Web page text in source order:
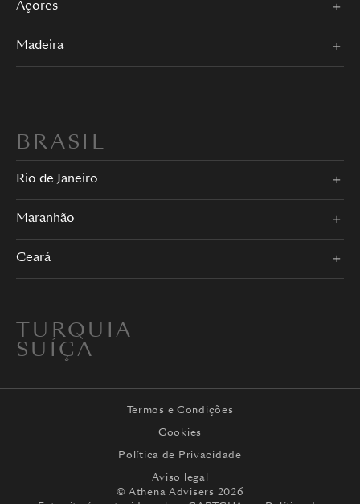
Açores
Madeira
BRASIL
Rio de Janeiro
Maranhão
Ceará
TURQUIA
SUÍÇA
Termos e Condições
Cookies
Política de Privacidade
Aviso legal
© Athena Advisers 2026